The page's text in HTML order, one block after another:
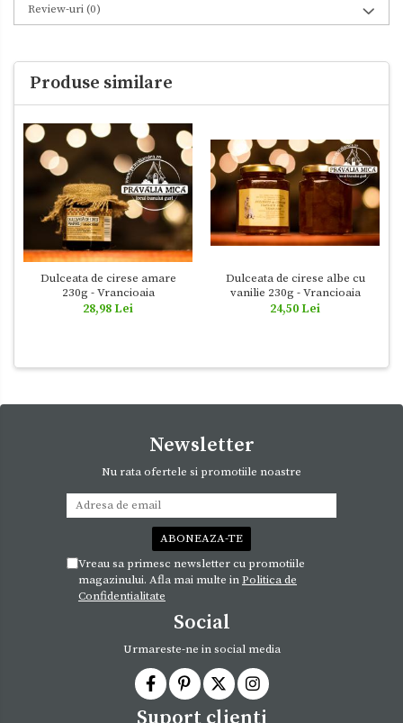
Review-uri(0)
Produse similare
Dulceata de cirese amare
230g - Vrancioaia
28,98 Lei
Dulceata de cirese albe cu
vanilie 230g - Vrancioaia
24,50 Lei
Newsletter
Nu rata ofertele si promotiile noastre
Vreau sa primesc newsletter cu promotiile
magazinului. Afla mai multe inPolitica de
Confidentialitate
Social
Urmareste-ne in social media